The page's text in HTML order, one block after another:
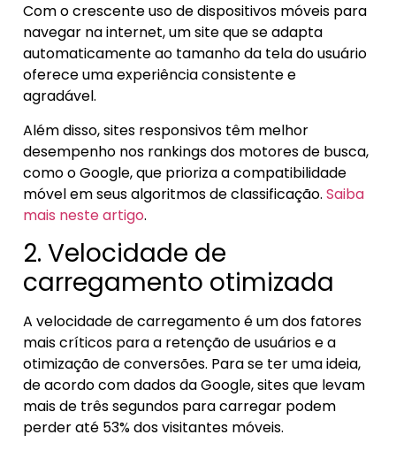
Com o crescente uso de dispositivos móveis para
navegar na internet, um site que se adapta
automaticamente ao tamanho da tela do usuário
oferece uma experiência consistente e
agradável.
Além disso, sites responsivos têm melhor
desempenho nos rankings dos motores de busca,
como o Google, que prioriza a compatibilidade
móvel em seus algoritmos de classificação. Saiba
mais neste artigo.
2. Velocidade de
carregamento otimizada
A velocidade de carregamento é um dos fatores
mais críticos para a retenção de usuários e a
otimização de conversões. Para se ter uma ideia,
de acordo com dados da Google, sites que levam
mais de três segundos para carregar podem
perder até 53% dos visitantes móveis.